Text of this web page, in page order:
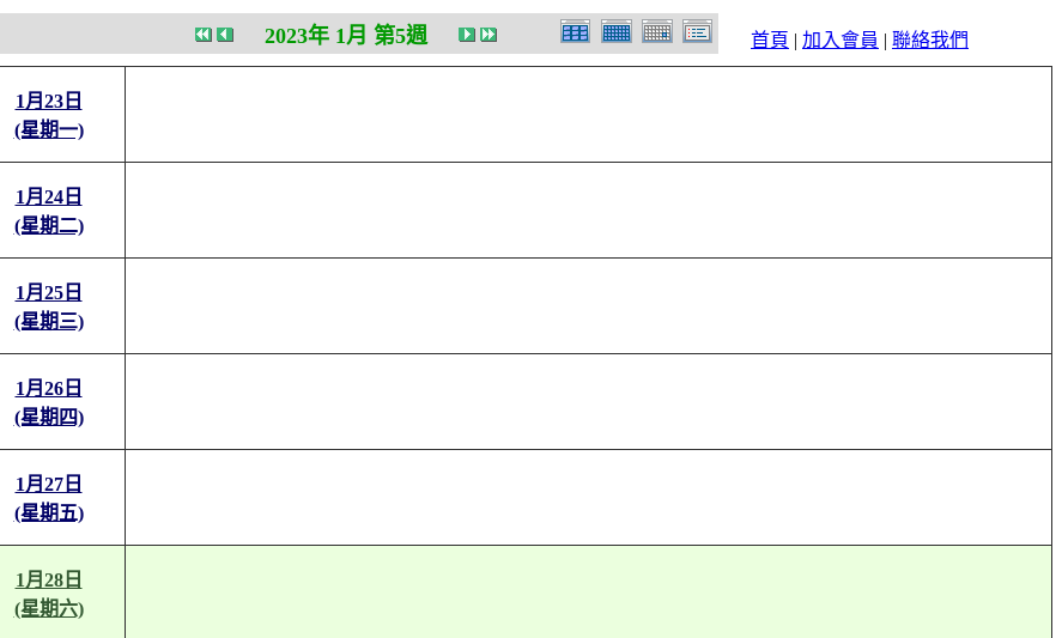
首頁 | 加入會員 | 聯絡我們
2023年 1月 第5週
1月23日
(星期一)
1月24日
(星期二)
1月25日
(星期三)
1月26日
(星期四)
1月27日
(星期五)
1月28日
(星期六)